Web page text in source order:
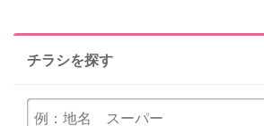
チラシを探す